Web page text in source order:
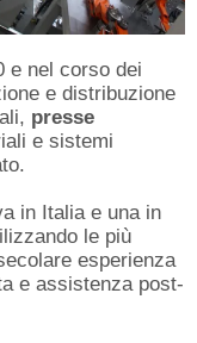
e nel corso dei
e distribuzione
presse
e sistemi
in Italia e una in
le più
esperienza
e assistenza post-